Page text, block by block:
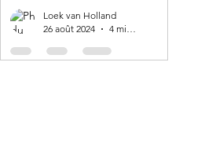
Loek van Holland
26 août 2024
4 min de lecture